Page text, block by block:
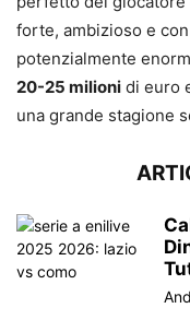
forte, ambizioso e
potenzialmente
20-25 milioni di euro
una grande stagione